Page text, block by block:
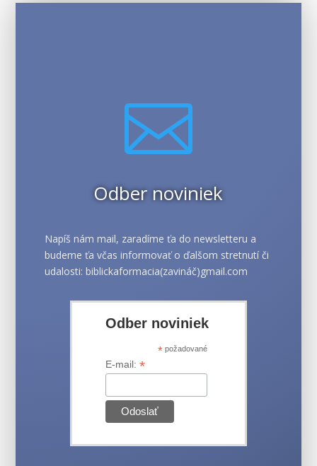

Odber noviniek
Napíš nám mail, zaradíme ťa do newsletteru a
budeme ťa včas informovať o ďalšom stretnutí či
udalosti: biblickaformacia(zavináč)gmail.com
Odber noviniek
*požadované
E-mail: *